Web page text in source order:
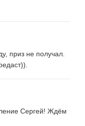
приз не получал.
Сергей! Ждём